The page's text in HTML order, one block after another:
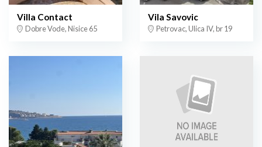
Villa Contact
Dobre Vode, Nisice 65
Vila Savovic
Petrovac, Ulica IV, br 19